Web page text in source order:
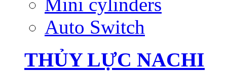
Mini cylinders
Auto Switch
THỦY LỰC NACHI